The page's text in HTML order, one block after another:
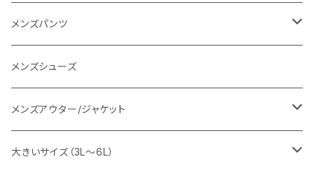
SY32 by SWEET YEARS
URBAN SQUARE
EDWIN
snow peak
カジュアルセットアップ
スラックス
ワイシャツ
シューズ
Tシャツ/カットソー
シャツ/ポロシャツ
パーカー/スウェット
ニット
メンズパンツ
デニムパンツ
イージーパンツ
スラックス
メンズシューズ
メンズアウター/ジャケット
ジャケット
大きいサイズ（3L～6L）